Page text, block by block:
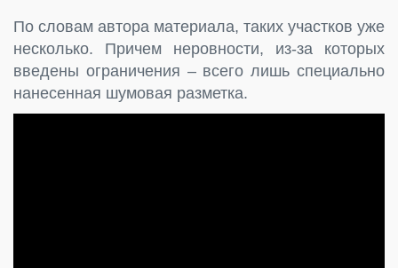
По словам автора материала, таких участков уже
несколько. Причем неровности, из-за которых
введены ограничения – всего лишь специально
нанесенная шумовая разметка.